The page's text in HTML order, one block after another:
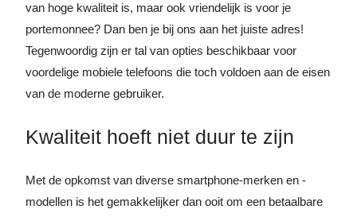
van hoge kwaliteit is, maar ook vriendelijk is voor je
portemonnee? Dan ben je bij ons aan het juiste adres!
Tegenwoordig zijn er tal van opties beschikbaar voor
voordelige mobiele telefoons die toch voldoen aan de eisen
van de moderne gebruiker.
Kwaliteit hoeft niet duur te zijn
Met de opkomst van diverse smartphone-merken en -
modellen is het gemakkelijker dan ooit om een betaalbare